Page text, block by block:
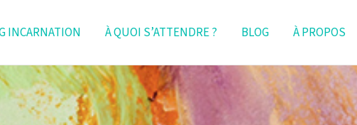
INCARNATION À QUOI S’ATTENDRE ? BLOG À PROPOS